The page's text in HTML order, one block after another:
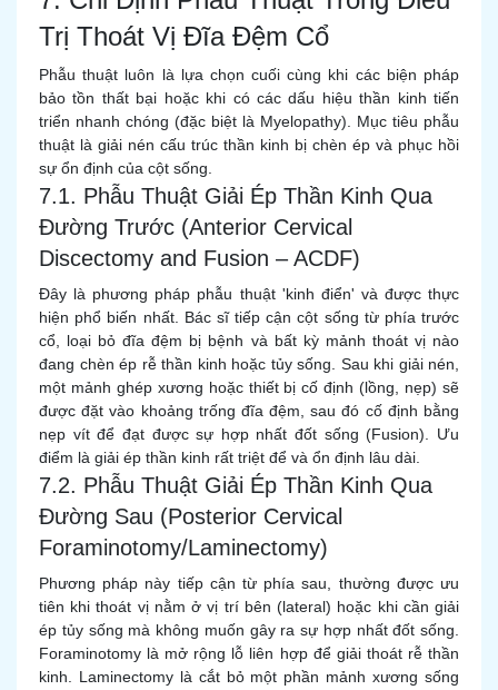
Trị Thoát Vị Đĩa Đệm Cổ
Phẫu thuật luôn là lựa chọn cuối cùng khi các biện pháp
bảo tồn thất bại hoặc khi có các dấu hiệu thần kinh tiến
triển nhanh chóng (đặc biệt là Myelopathy). Mục tiêu phẫu
thuật là giải nén cấu trúc thần kinh bị chèn ép và phục hồi
sự ổn định của cột sống.
7.1. Phẫu Thuật Giải Ép Thần Kinh Qua
Đường Trước (Anterior Cervical
Discectomy and Fusion – ACDF)
Đây là phương pháp phẫu thuật 'kinh điển' và được thực
hiện phổ biến nhất. Bác sĩ tiếp cận cột sống từ phía trước
cổ, loại bỏ đĩa đệm bị bệnh và bất kỳ mảnh thoát vị nào
đang chèn ép rễ thần kinh hoặc tủy sống. Sau khi giải nén,
một mảnh ghép xương hoặc thiết bị cố định (lồng, nẹp) sẽ
được đặt vào khoảng trống đĩa đệm, sau đó cố định bằng
nẹp vít để đạt được sự hợp nhất đốt sống (Fusion). Ưu
điểm là giải ép thần kinh rất triệt để và ổn định lâu dài.
7.2. Phẫu Thuật Giải Ép Thần Kinh Qua
Đường Sau (Posterior Cervical
Foraminotomy/Laminectomy)
Phương pháp này tiếp cận từ phía sau, thường được ưu
tiên khi thoát vị nằm ở vị trí bên (lateral) hoặc khi cần giải
ép tủy sống mà không muốn gây ra sự hợp nhất đốt sống.
Foraminotomy là mở rộng lỗ liên hợp để giải thoát rễ thần
kinh. Laminectomy là cắt bỏ một phần mảnh xương sống